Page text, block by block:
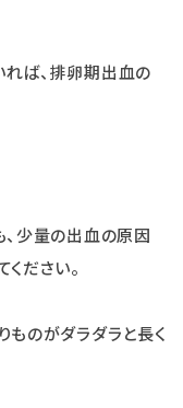
ば、排卵期出血の
、少量の出血の原因
ださい。
ものがダラダラと長く